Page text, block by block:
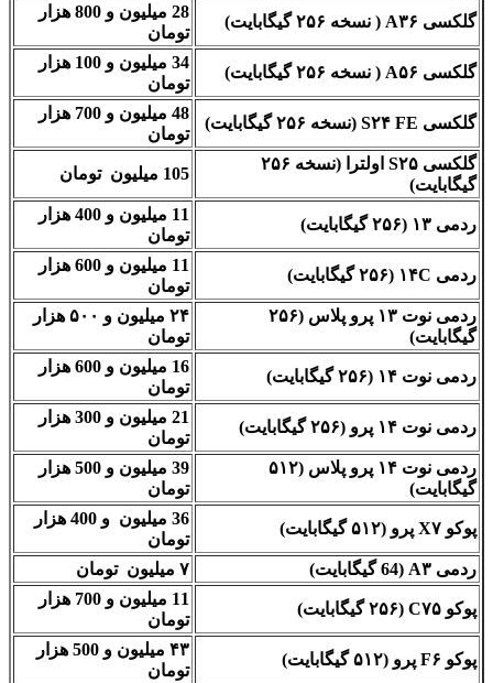
گلکسی A۳۶ ( نسخه ۲۵۶ گیگابایت)
28 میلیون و 800 هزار
تومان
گلکسی A۵۶ ( نسخه ۲۵۶ گیگابایت)
34 میلیون و 100 هزار
تومان
گلکسی S۲۴ FE (نسخه ۲۵۶ گیگابایت)
48 میلیون و 700 هزار
تومان
گلکسی S۲۵ اولترا (نسخه ۲۵۶
گیگابایت)
105 میلیون تومان
ردمی ۱۳ (۲۵۶ گیگابایت)
11 میلیون و 400 هزار
تومان
ردمی ۱۴C (۲۵۶ گیگابایت)
11 میلیون و 600 هزار
تومان
ردمی نوت ۱۳ پرو پلاس (۲۵۶
گیگابایت)
۲۴ میلیون و ۵۰۰ هزار
تومان
ردمی نوت ۱۴ (۲۵۶ گیگابایت)
16 میلیون و 600 هزار
تومان
ردمی نوت ۱۴ پرو (۲۵۶ گیگابایت)
21 میلیون و 300 هزار
تومان
ردمی نوت ۱۴ پرو پلاس (۵۱۲
گیگابایت)
39 میلیون و 500 هزار
تومان
پوکو X۷ پرو (۵۱۲ گیگابایت)
36 میلیون و 400 هزار
تومان
ردمی A۳ (64 گیگابایت)
۷ میلیون تومان
پوکو C۷۵ (۲۵۶ گیگابایت)
11 میلیون و 700 هزار
تومان
پوکو F۶ پرو (۵۱۲ گیگابایت)
۴۳ میلیون و 500 هزار
تومان